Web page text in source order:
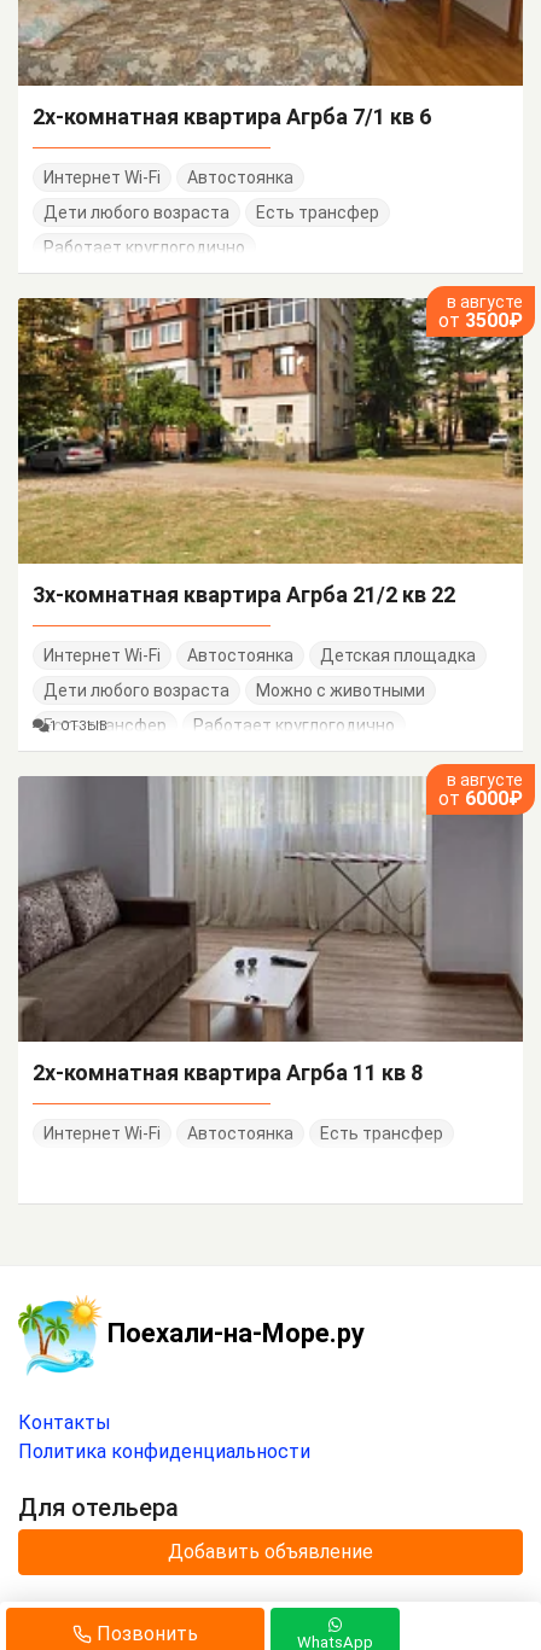
Позвонить WhatsApp
2х-комнатная квартира Агрба 7/1 кв 6
Интернет Wi-Fi
Автостоянка
Дети любого возраста
Есть трансфер
Работает круглогодично
в августе
от 3500₽
3х-комнатная квартира Агрба 21/2 кв 22
Интернет Wi-Fi Автостоянка
Детская площадка
Дети любого возраста
Можно с животными
Есть трансфер
Работает круглогодично
1 ОТЗЫВ
в августе
от 6000₽
2х-комнатная квартира Агрба 11 кв 8
Интернет Wi-Fi Автостоянка Есть трансфер
Поехали-на-Море.ру
Контакты
Политика конфиденциальности
Для отельера
Добавить объявление
© 2020 —2026г.
Отдых на море с«Поехали-на-Море.ру»